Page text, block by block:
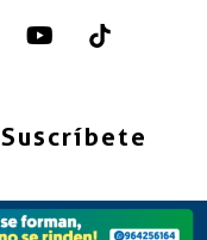
Suscríbete